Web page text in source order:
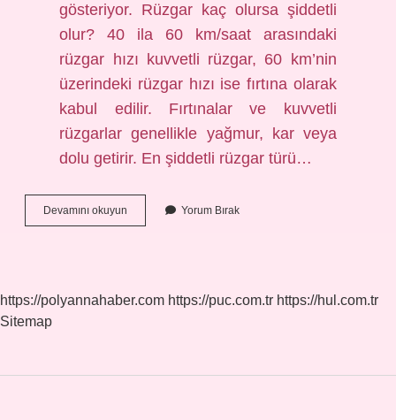
gösteriyor. Rüzgar kaç olursa şiddetli
olur? 40 ila 60 km/saat arasındaki
rüzgar hızı kuvvetli rüzgar, 60 km’nin
üzerindeki rüzgar hızı ise fırtına olarak
kabul edilir. Fırtınalar ve kuvvetli
rüzgarlar genellikle yağmur, kar veya
dolu getirir. En şiddetli rüzgar türü…
Devamını okuyun Denizde
Hangi
Yorum Bırak
https://polyannahaber.com https://puc.com.tr https://hul.com.tr
Sitemap